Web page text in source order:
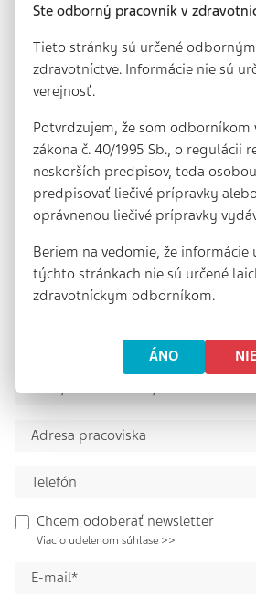
Prihlásiť sa Stratené heslo
Chcem odoberať newsletter
Viac o udelenom súhlase >>
Ste odborný pracovník v
Tieto stránky sú určené
zdravotníctve. Informácie nie sú
verejnosť.
Potvrdzujem, že som odborníkom
zákona č. 40/1995 Sb., o regulácii
neskorších predpisov, teda
predpisovať liečivé prípravky
oprávnenou liečivé prípravky
Beriem na vedomie, že informácie
týchto stránkach nie sú určené
zdravotníckym odborníkom.
ÁNO NIE